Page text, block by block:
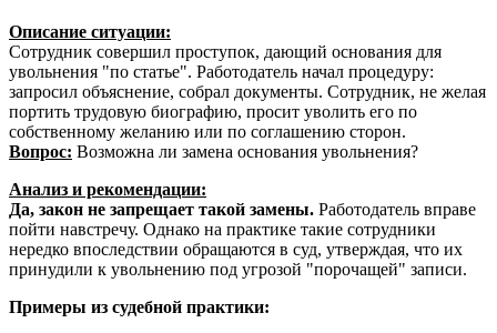
Описание ситуации:
Сотрудник совершил проступок, дающий основания для
увольнения "по статье". Работодатель начал процедуру:
запросил объяснение, собрал документы. Сотрудник, не желая
портить трудовую биографию, просит уволить его по
собственному желанию или по соглашению сторон.
Вопрос: Возможна ли замена основания увольнения?
Анализ и рекомендации:
Да, закон не запрещает такой замены. Работодатель вправе
пойти навстречу. Однако на практике такие сотрудники
нередко впоследствии обращаются в суд, утверждая, что их
принудили к увольнению под угрозой "порочащей" записи.
Примеры из судебной практики: